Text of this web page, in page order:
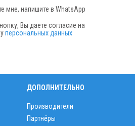
мне, напишите в WhatsApp
Вы даете согласие на
персональных данных
ДОПОЛНИТЕЛЬНО
Производители
Партнёры